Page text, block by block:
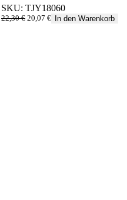
SKU: TJY18060
22,30€ Ursprünglicher
20,07 €Aktueller
In den Warenkorb